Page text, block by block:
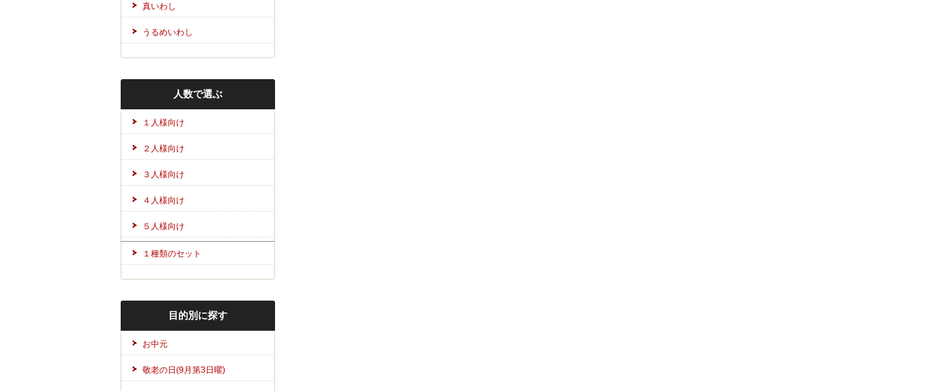
真いわし
うるめいわし
人数で選ぶ
１人様向け
２人様向け
３人様向け
４人様向け
５人様向け
１種類のセット
目的別に探す
お中元
敬老の日(9月第3日曜)